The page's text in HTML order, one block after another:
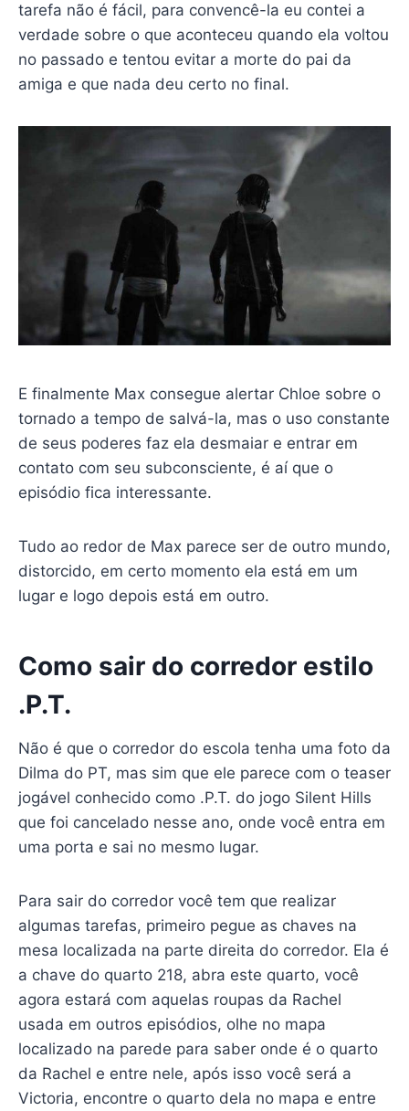
tarefa não é fácil, para convencê-la eu contei a
verdade sobre o que aconteceu quando ela voltou
no passado e tentou evitar a morte do pai da
amiga e que nada deu certo no final.
E finalmente Max consegue alertar Chloe sobre o
tornado a tempo de salvá-la, mas o uso constante
de seus poderes faz ela desmaiar e entrar em
contato com seu subconsciente, é aí que o
episódio fica interessante.
Tudo ao redor de Max parece ser de outro mundo,
distorcido, em certo momento ela está em um
lugar e logo depois está em outro.
Como sair do corredor estilo
.P.T.
Não é que o corredor do escola tenha uma foto da
Dilma do PT, mas sim que ele parece com o teaser
jogável conhecido como .P.T. do jogo Silent Hills
que foi cancelado nesse ano, onde você entra em
uma porta e sai no mesmo lugar.
Para sair do corredor você tem que realizar
algumas tarefas, primeiro pegue as chaves na
mesa localizada na parte direita do corredor. Ela é
a chave do quarto 218, abra este quarto, você
agora estará com aquelas roupas da Rachel
usada em outros episódios, olhe no mapa
localizado na parede para saber onde é o quarto
da Rachel e entre nele, após isso você será a
Victoria, encontre o quarto dela no mapa e entre